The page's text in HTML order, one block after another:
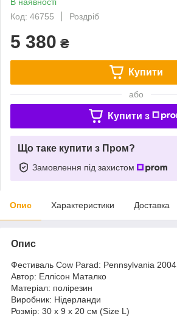
Код: 46755
Роздріб
5 380 ₴
Купити
або
Купити з
Що таке купити з Пром?
Замовлення під захистом
Опис Характеристики Доставка
Опис
Фестиваль Cow Parad: Pennsylvania 2004
Автор: Еллісон Маталко
Матеріал: полірезин
Виробник: Нідерланди
Розмір: 30 х 9 х 20 см (Size L)